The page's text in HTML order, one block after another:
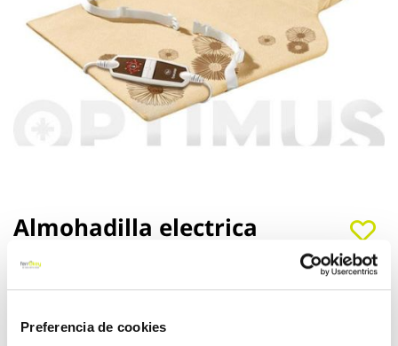
Preferencia de cookies
Almohadilla electrica
cervical dorsal felpa 62 x 42
cm beurer
Beurer
Saltar
al
de
la
de